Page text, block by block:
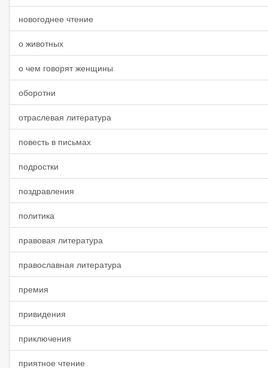
новогоднее чтение
о животных
о чем говорят женщины
оборотни
отраслевая литература
повесть в письмах
подростки
поздравления
политика
правовая литература
православная литература
премия
привидения
приключения
приятное чтение